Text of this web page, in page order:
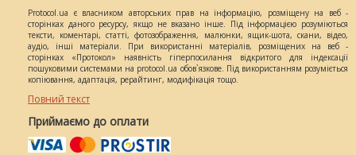
Protocol.ua є власником авторських прав на інформацію, розміщену на веб -
сторінках даного ресурсу, якщо не вказано інше. Під інформацією розуміються
тексти, коментарі, статті, фотозображення, малюнки, ящик-шота, скани, відео,
аудіо, інші матеріали. При використанні матеріалів, розміщених на веб -
сторінках «Протокол» наявність гіперпосилання відкритого для індексації
пошуковими системами на protocol.ua обов`язкове. Під використанням розуміється
копіювання, адаптація, рерайтинг, модифікація тощо.
Повний текст
Приймаємо до оплати